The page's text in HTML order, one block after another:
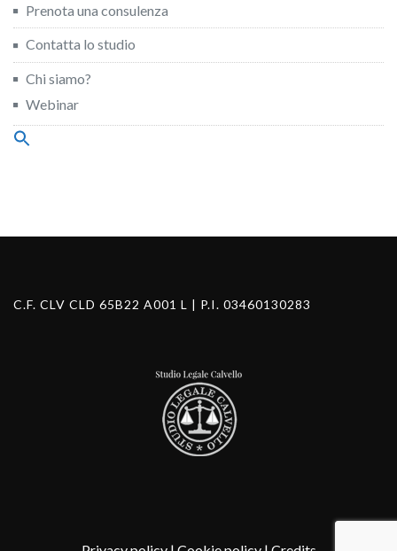
Prenota una consulenza
Contatta lo studio
Chi siamo?
Webinar
Search
C.F. CLV CLD 65B22 A001 L | P.I. 03460130283